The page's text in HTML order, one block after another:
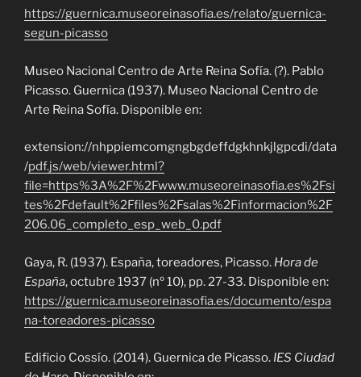
https://guernica.museoreinasofia.es/relato/guernica-
segun-picasso
Museo Nacional Centro de Arte Reina Sofía. (?). Pablo
Picasso. Guernica (1937). Museo Nacional Centro de
Arte Reina Sofía. Disponible en:
extension://nhppiemcomgngbgdeffdgkhnkjlgpcdi/data
/pdf.js/web/viewer.html?
file=https%3A%2F%2Fwww.museoreinasofia.es%2Fsi
tes%2Fdefault%2Ffiles%2Fsalas%2Finformacion%2F
206.06_completo_esp_web_0.pdf
Gaya, R. (1937). España, toreadores, Picasso. Hora de
España, octubre 1937 (nº 10), pp. 27-33. Disponible en:
https://guernica.museoreinasofia.es/documento/espa
na-toreadores-picasso
Edificio Cossío. (2014). Guernica de Picasso. IES Ciudad